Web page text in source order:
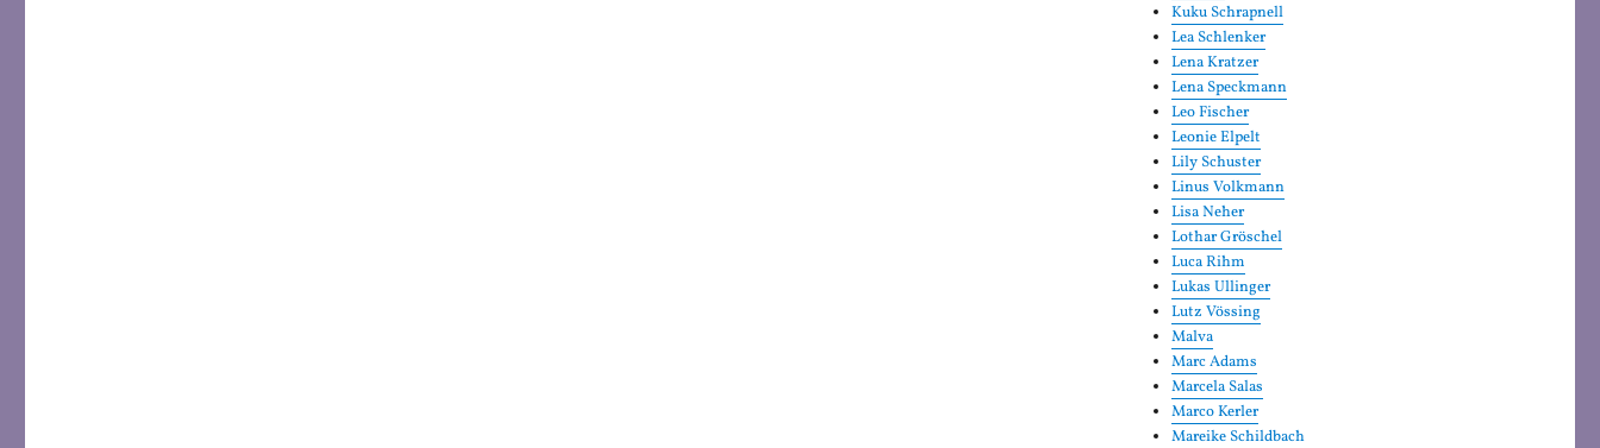
Kuku Schrapnell
Lea Schlenker
Lena Kratzer
Lena Speckmann
Leo Fischer
Leonie Elpelt
Lily Schuster
Linus Volkmann
Lisa Neher
Lothar Gröschel
Luca Rihm
Lukas Ullinger
Lutz Vössing
Malva
Marc Adams
Marcela Salas
Marco Kerler
Mareike Schildbach